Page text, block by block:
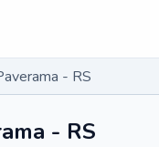
- RS
- RS